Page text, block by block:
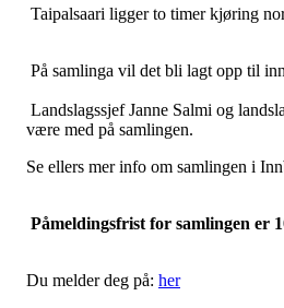
Taipalsaari ligger to timer kjøring
På samlinga vil det bli lagt opp til
Landslagssjef Janne Salmi og
være med på samlingen.
Se ellers mer info om samlingen i
Påmeldingsfrist for samlingen er
Du melder deg på: her